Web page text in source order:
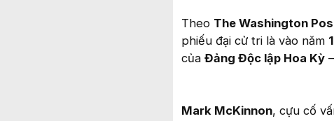
Theo The Washington
phiếu đại cử tri là vào năm
của Đảng Độc lập Hoa Kỳ
Mark McKinnon, cựu cố